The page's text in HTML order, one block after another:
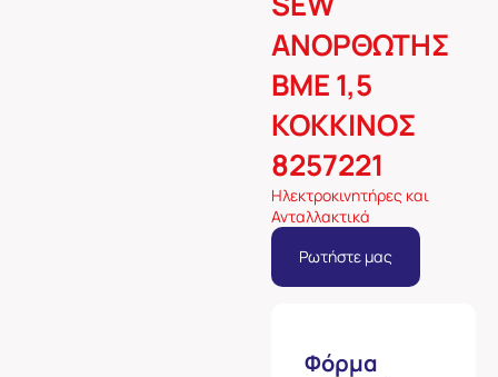
ΑΝΟΡΘΩΤΗΣ
ΒΜΕ 1,5
ΚΟΚΚΙΝΟΣ
8257221
Ηλεκτροκινητήρες και
Ανταλλακτικά
Ρωτήστε μας
Φόρμα